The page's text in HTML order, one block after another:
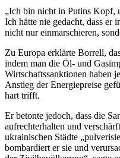
„Ich bin nicht in Putins Kopf,
Ich hätte nie gedacht, dass er
nicht nur einmarschieren,
Zu Europa erklärte Borrell,
indem man die Öl- und
Wirtschaftssanktionen haben
Anstieg der Energiepreise
hart trifft.
Er betonte jedoch, dass die
aufrechterhalten und
ukrainischen Städte
bombardiert er sie und